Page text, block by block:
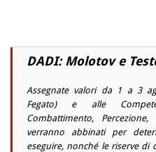
DADI: Molotov e
Assegnate valori da 1 a 3
Fegato) e alle
Combattimento,
verranno abbinati per
eseguire, nonché le riserve di